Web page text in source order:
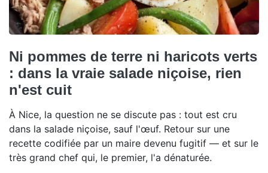
Ni pommes de terre ni haricots verts
: dans la vraie salade niçoise, rien
n'est cuit
À Nice, la question ne se discute pas : tout est cru
dans la salade niçoise, sauf l'œuf. Retour sur une
recette codifiée par un maire devenu fugitif — et sur le
très grand chef qui, le premier, l'a dénaturée.